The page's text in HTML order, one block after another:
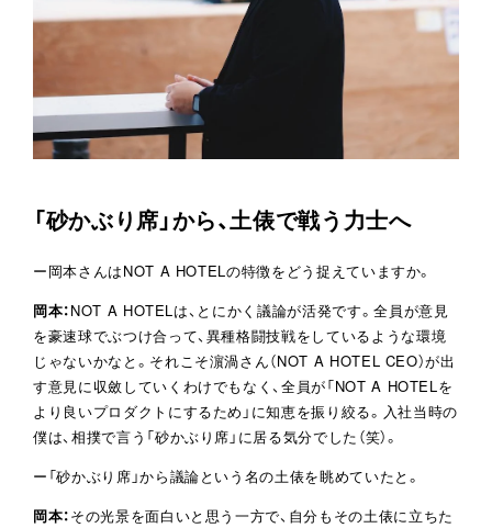
「砂かぶり席」から、土俵で戦う力士へ
ー岡本さんはNOT A HOTELの特徴をどう捉えていますか。
岡本：NOT A HOTELは、とにかく議論が活発です。全員が意見
を豪速球でぶつけ合って、異種格闘技戦をしているような環境
じゃないかなと。それこそ濵渦さん（NOT A HOTEL CEO）が出
す意見に収斂していくわけでもなく、全員が「NOT A HOTELを
より良いプロダクトにするため」に知恵を振り絞る。入社当時の
僕は、相撲で言う「砂かぶり席」に居る気分でした（笑）。
ー「砂かぶり席」から議論という名の土俵を眺めていたと。
岡本：その光景を面白いと思う一方で、自分もその土俵に立ちた